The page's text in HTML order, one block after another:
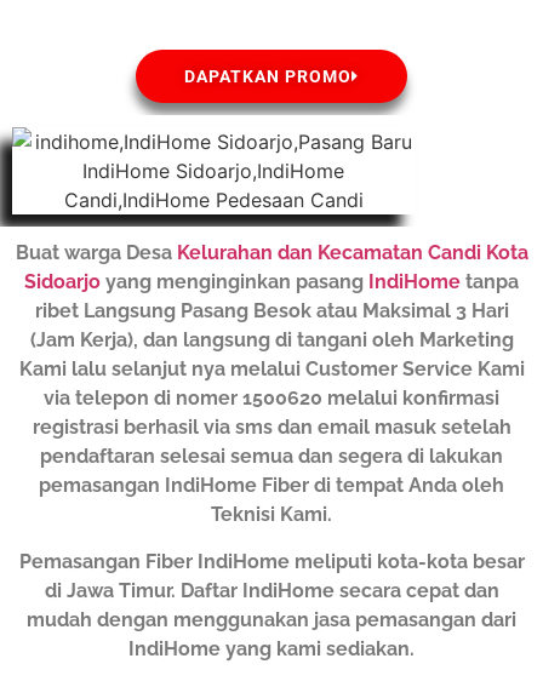
DAPATKAN PROMO
Buat warga Desa Kelurahan dan Kecamatan Candi Kota
Sidoarjo yang menginginkan pasang IndiHome tanpa
ribet Langsung Pasang Besok atau Maksimal 3 Hari
(Jam Kerja), dan langsung di tangani oleh Marketing
Kami lalu selanjut nya melalui Customer Service Kami
via telepon di nomer 1500620 melalui konfirmasi
registrasi berhasil via sms dan email masuk setelah
pendaftaran selesai semua dan segera di lakukan
pemasangan IndiHome Fiber di tempat Anda oleh
Teknisi Kami.
Pemasangan Fiber IndiHome meliputi kota-kota besar
di Jawa Timur. Daftar IndiHome secara cepat dan
mudah dengan menggunakan jasa pemasangan dari
IndiHome yang kami sediakan.